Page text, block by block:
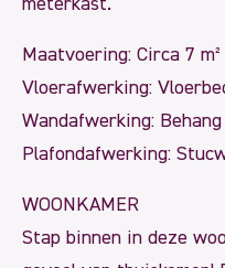
Maatvoering: Circa 7 m²
Vloerafwerking:
Wandafwerking: Behang
Plafondafwerking:
WOONKAMER
Stap binnen in deze